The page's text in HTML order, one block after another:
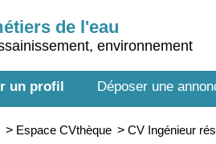
de l'eau
environnement
un profil Déposer une
> Espace CVthèque > CV Ingénieur